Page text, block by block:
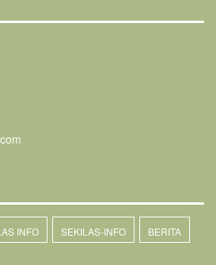
INFO SEKILAS-INFO BERITA